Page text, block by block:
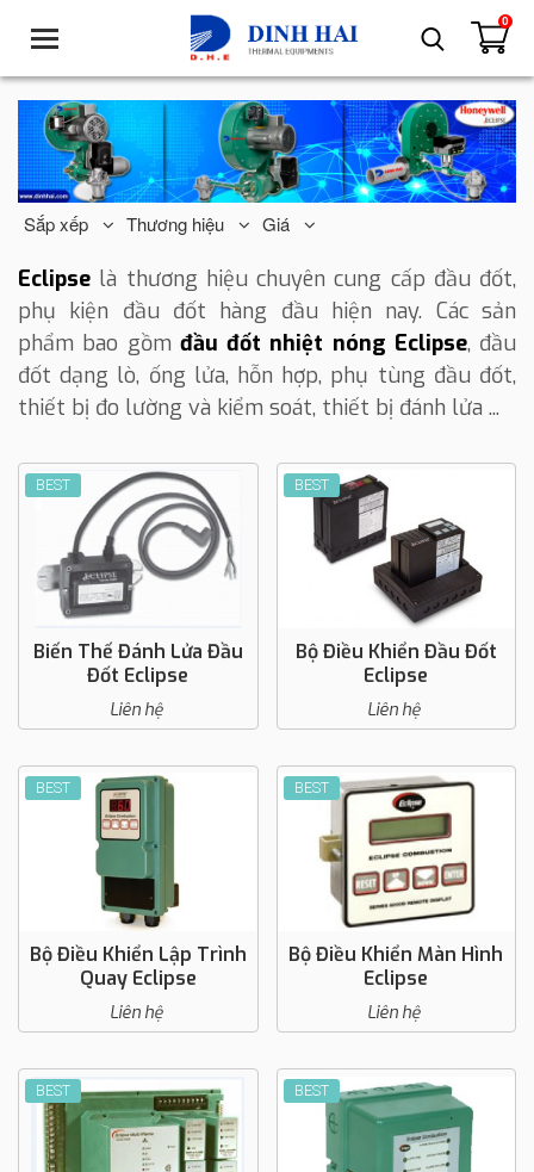
T
g
g
l
e
n
a
i
a
t
i
o
0
Sắp xếp Thương hiệu Giá
Eclipse là thương hiệu chuyên cung cấp đầu đốt,
phụ kiện đầu đốt hàng đầu hiện nay. Các sản
phẩm bao gồm đầu đốt nhiệt nóng Eclipse, đầu
đốt dạng lò, ống lửa, hỗn hợp, phụ tùng đầu đốt,
thiết bị đo lường và kiểm soát, thiết bị đánh lửa ...
BEST
Biến Thế Đánh Lửa Đầu
Đốt Eclipse
Liên hệ
BEST
Bộ Điều Khiển Đầu Đốt
Eclipse
Liên hệ
BEST
Bộ Điều Khiển Lập Trình
Quay Eclipse
Liên hệ
BEST
Bộ Điều Khiển Màn Hình
Eclipse
Liên hệ
BEST BEST